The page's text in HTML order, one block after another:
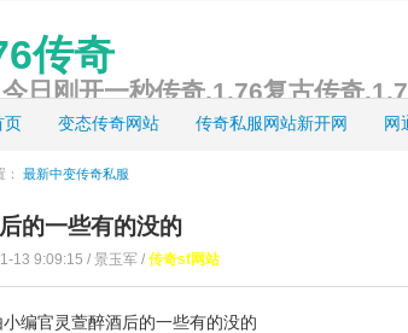
传奇
今日刚开一秒传奇,1.76复古传奇
页 变态传奇网站 传奇私服网站新开网 网
： 最新中变传奇私服
的一些有的没的
13 9:09:15 / 景玉军 / 传奇sf网站
编官灵萱醉酒后的一些有的没的